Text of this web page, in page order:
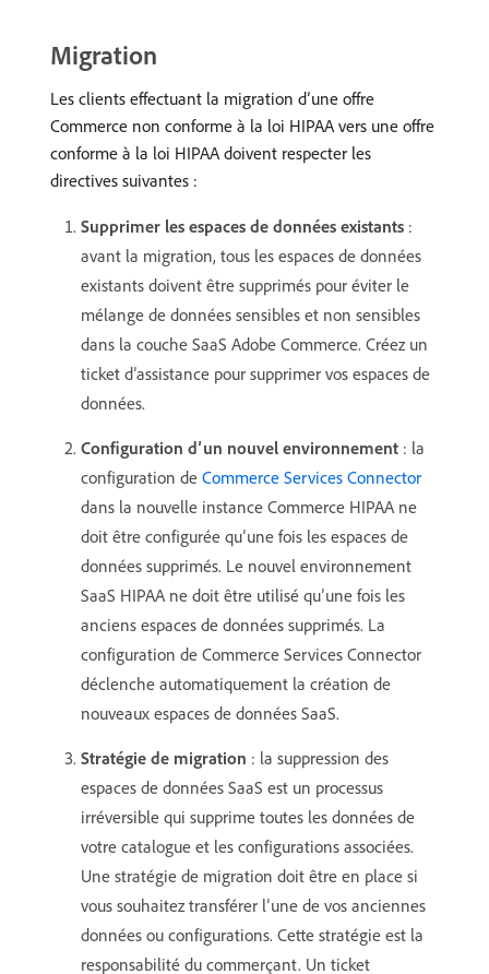
Migration
Les clients effectuant la migration d’une offre
Commerce non conforme à la loi HIPAA vers une offre
conforme à la loi HIPAA doivent respecter les
directives suivantes :
Supprimer les espaces de données existants :
avant la migration, tous les espaces de données
existants doivent être supprimés pour éviter le
mélange de données sensibles et non sensibles
dans la couche SaaS Adobe Commerce. Créez un
ticket d’assistance pour supprimer vos espaces de
données.
Configuration d’un nouvel environnement : la
configuration de Commerce Services Connector
dans la nouvelle instance Commerce HIPAA ne
doit être configurée qu’une fois les espaces de
données supprimés. Le nouvel environnement
SaaS HIPAA ne doit être utilisé qu’une fois les
anciens espaces de données supprimés. La
configuration de Commerce Services Connector
déclenche automatiquement la création de
nouveaux espaces de données SaaS.
Stratégie de migration : la suppression des
espaces de données SaaS est un processus
irréversible qui supprime toutes les données de
votre catalogue et les configurations associées.
Une stratégie de migration doit être en place si
vous souhaitez transférer l’une de vos anciennes
données ou configurations. Cette stratégie est la
responsabilité du commerçant. Un ticket